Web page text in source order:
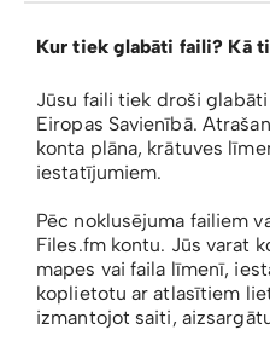
Kur tiek glabāti faili? Kā
Jūsu faili tiek droši
Eiropas Savienībā.
konta plāna, krātuves
iestatījumiem.
Pēc noklusējuma failiem
Files.fm kontu. Jūs varat
mapes vai faila līmenī,
koplietotu ar atlasītiem
izmantojot saiti,